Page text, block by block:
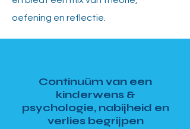
oefening en reflectie.
Continuüm van een
kinderwens &
psychologie, nabijheid en
verlies begrijpen